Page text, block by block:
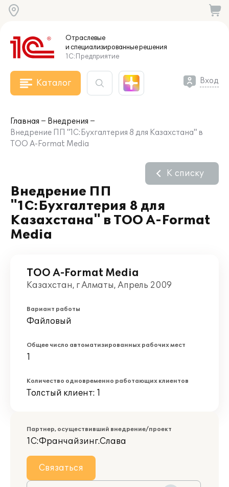
Отраслевые
и специализированныерешения
1С:Предприятие
Каталог Вход
Главная
Внедрения
Внедрение ПП "1С:Бухгалтерия 8 для Казахстана" в
ТОО A-Format Media
Внедрение ПП
"1С:Бухгалтерия 8 для
Казахстана" в ТОО A-Format
Media
К списку
ТОО A-Format Media
Казахстан, г Алматы, Апрель 2009
Вариант работы
Файловый
Общее число автоматизированных рабочих мест
1
Количество одновременно работающих клиентов
Толстый клиент: 1
Партнер, осуществивший внедрение/проект
1С:Франчайзинг.Слава
Связаться